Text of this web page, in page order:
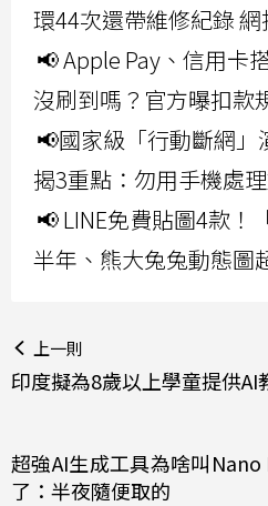
環44次還帶維修紀錄
📢 Apple Pay、信用卡
沒刷到嗎？官方曝扣款
📢國家級「行動斷網」
揭3重點：勿用手機處
📢 LINE免費貼圖4款！
半年、熊大兔兔動態圖
上一則
印度擬為8歲以上學童提供AI
超強AI生成工具為啥叫
了：半夜隨便取的